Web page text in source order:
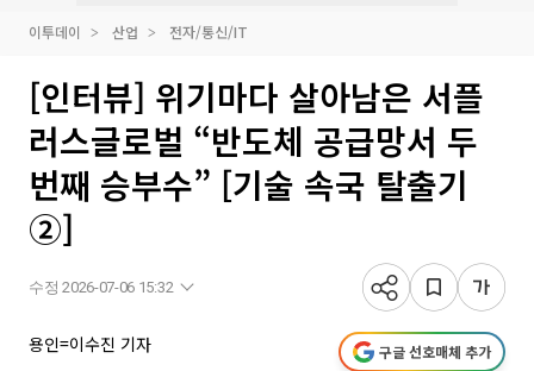
이투데이 산업 전자/통신/IT
[인터뷰] 위기마다 살아남은 서플
러스글로벌 “반도체 공급망서 두
번째 승부수” [기술 속국 탈출기
②]
수정 2026-07-06 15:32
용인=이수진 기자 구글 선호매체 추가